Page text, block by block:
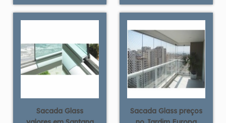
Sacada Glass
Sacada Glass preços